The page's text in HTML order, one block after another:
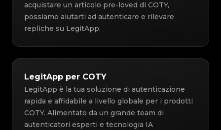
acquistare un articolo pre-loved di COTY,
possiamo aiutarti ad autenticare e rilevare
repliche su LegitApp.
LegitApp per COTY
LegitApp è la tua soluzione di autenticazione
rapida e affidabile a livello globale per i prodotti
COTY. Alimentato da un grande team di
autenticatori esperti e tecnologia IA